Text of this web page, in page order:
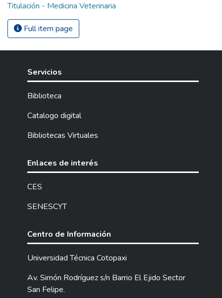
Titulación - Medicina Veterinaria
Full item page
Servicios
Biblioteca
Catalogo digital
Bibliotecas Virtuales
Enlaces de interés
CES
SENESCYT
Centro de Información
Universidad Técnica Cotopaxi
Av. Simón Rodríguez s/n Barrio El Ejido Sector
San Felipe.